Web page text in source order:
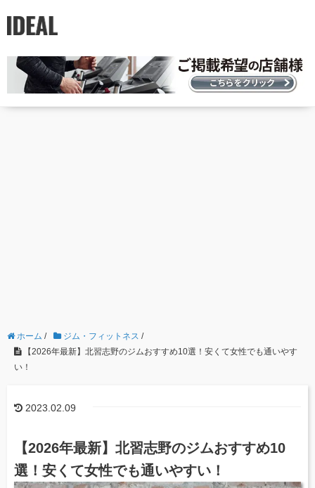
ホーム / ジム・フィットネス /
【2026年最新】北習志野のジムおすすめ10選！安くて女性でも通いやす
い！
2023.02.09
【2026年最新】北習志野のジムおすすめ10
選！安くて女性でも通いやすい！